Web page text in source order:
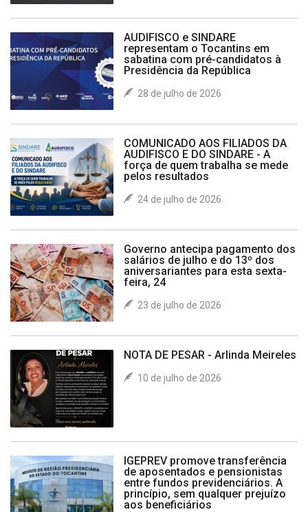
AUDIFISCO e SINDARE
representam o Tocantins em
sabatina com pré-candidatos à
Presidência da República
28 de julho de 2026
COMUNICADO AOS FILIADOS DA
AUDIFISCO E DO SINDARE - A
força de quem trabalha se mede
pelos resultados
24 de julho de 2026
Governo antecipa pagamento dos
salários de julho e do 13º dos
aniversariantes para esta sexta-
feira, 24
23 de julho de 2026
NOTA DE PESAR - Arlinda Meireles
10 de julho de 2026
IGEPREV promove transferência
de aposentados e pensionistas
entre fundos previdenciários. A
princípio, sem qualquer prejuízo
aos beneficiários